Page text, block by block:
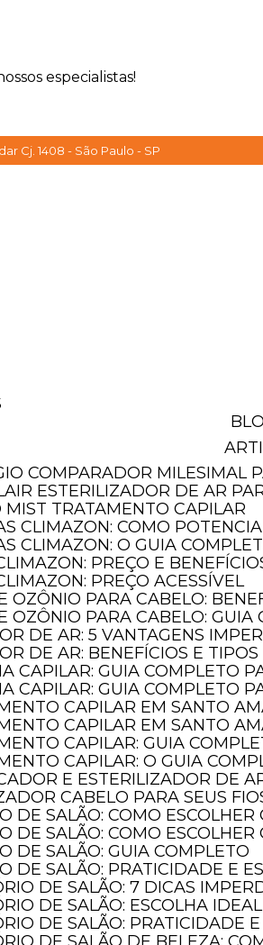
especialistas!
Cj. 1408 - São Paulo - SP
COMPARADOR MILESIMAL
ESTERILIZADOR DE AR
MIST TRATAMENTO CAPILAR
CLIMAZON: COMO
CLIMAZON: O GUIA
PREÇO E
PREÇO ACESSÍVEL
OZÔNIO PARA CABELO:
OZÔNIO PARA CABELO:
DE AR: 5 VANTAGENS
DE AR: BENEFÍCIOS E TIPOS
CAPILAR: GUIA COMPLETO
CAPILAR: GUIA COMPLETO
CAPILAR EM SANTO
CAPILAR EM SANTO
CAPILAR: GUIA
CAPILAR: O GUIA
E ESTERILIZADOR DE
CABELO PARA SEUS
DE SALÃO: COMO
DE SALÃO: COMO
DE SALÃO: GUIA COMPLETO
DE SALÃO: PRATICIDADE E
DE SALÃO: 7 DICAS
DE SALÃO: ESCOLHA IDEAL
DE SALÃO: PRATICIDADE